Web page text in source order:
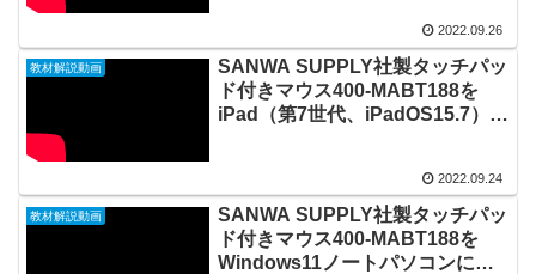
2022.09.26
教材解説動画
SANWA SUPPLY社製タッチパッ
ド付きマウス400-MABT188を
iPad（第7世代、iPadOS15.7）に
2022.09.24
教材解説動画
SANWA SUPPLY社製タッチパッ
ド付きマウス400-MABT188を
Windows11ノートパソコンに